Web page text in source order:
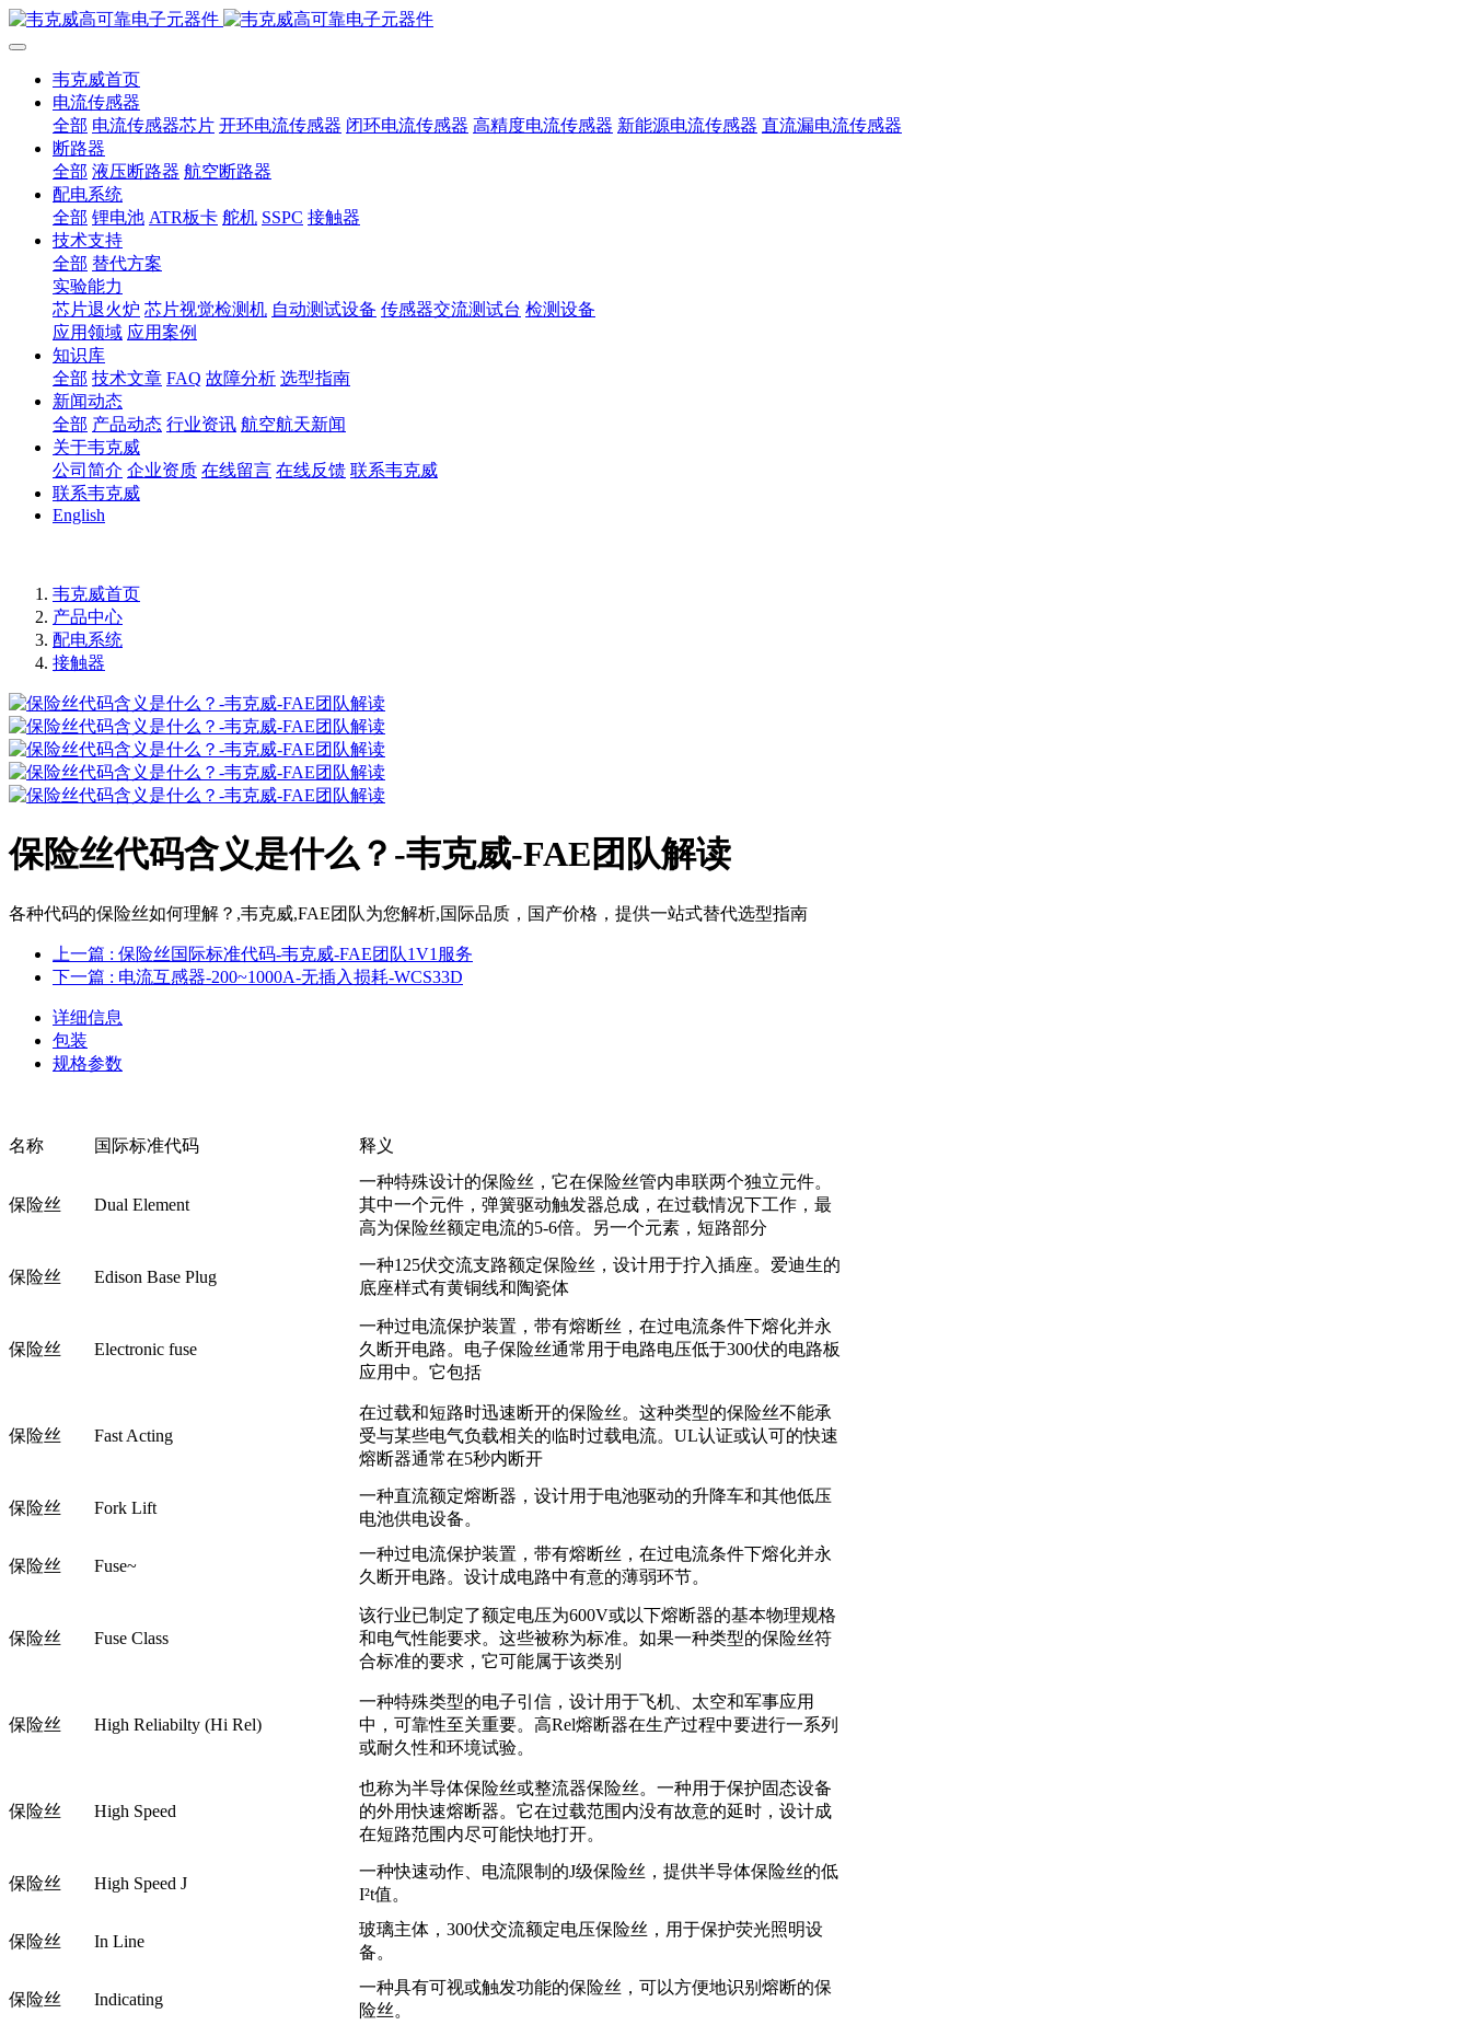
韦克威首页
电流传感器
全部 电流传感器芯片 开环电流传感器 闭环电流传感器 高精度电流传感器 新能源电流传感器 直流漏电流传感器
断路器
全部 液压断路器 航空断路器
配电系统
全部 锂电池 ATR板卡 舵机 SSPC 接触器
技术支持
全部 替代方案
实验能力
芯片退火炉 芯片视觉检测机 自动测试设备 传感器交流测试台 检测设备
应用领域 应用案例
知识库
全部 技术文章 FAQ 故障分析 选型指南
新闻动态
全部 产品动态 行业资讯 航空航天新闻
关于韦克威
公司简介 企业资质 在线留言 在线反馈 联系韦克威
联系韦克威
English
韦克威首页
产品中心
配电系统
接触器
保险丝代码含义是什么？-韦克威-FAE团队解读
各种代码的保险丝如何理解？,韦克威,FAE团队为您解析,国际品质，国产价格，提供一站式替代选型指南
上一篇 : 保险丝国际标准代码-韦克威-FAE团队1V1服务
下一篇 : 电流互感器-200~1000A-无插入损耗-WCS33D
详细信息
包装
规格参数
名称 国际标准代码 释义
保险丝 Dual Element
一种特殊设计的保险丝，它在保险丝管内串联两个独立元件。
其中一个元件，弹簧驱动触发器总成，在过载情况下工作，最
高为保险丝额定电流的5-6倍。另一个元素，短路部分
保险丝 Edison Base Plug
一种125伏交流支路额定保险丝，设计用于拧入插座。爱迪生的
底座样式有黄铜线和陶瓷体
保险丝 Electronic fuse
一种过电流保护装置，带有熔断丝，在过电流条件下熔化并永
久断开电路。电子保险丝通常用于电路电压低于300伏的电路板
应用中。它包括
保险丝 Fast Acting
在过载和短路时迅速断开的保险丝。这种类型的保险丝不能承
受与某些电气负载相关的临时过载电流。UL认证或认可的快速
熔断器通常在5秒内断开
保险丝 Fork Lift
一种直流额定熔断器，设计用于电池驱动的升降车和其他低压
电池供电设备。
保险丝 Fuse~
一种过电流保护装置，带有熔断丝，在过电流条件下熔化并永
久断开电路。设计成电路中有意的薄弱环节。
保险丝 Fuse Class
该行业已制定了额定电压为600V或以下熔断器的基本物理规格
和电气性能要求。这些被称为标准。如果一种类型的保险丝符
合标准的要求，它可能属于该类别
保险丝 High Reliabilty (Hi Rel)
一种特殊类型的电子引信，设计用于飞机、太空和军事应用
中，可靠性至关重要。高Rel熔断器在生产过程中要进行一系列
或耐久性和环境试验。
保险丝 High Speed
也称为半导体保险丝或整流器保险丝。一种用于保护固态设备
的外用快速熔断器。它在过载范围内没有故意的延时，设计成
在短路范围内尽可能快地打开。
保险丝 High Speed J
一种快速动作、电流限制的J级保险丝，提供半导体保险丝的低
I²t值。
保险丝 In Line
玻璃主体，300伏交流额定电压保险丝，用于保护荧光照明设
备。
保险丝 Indicating
一种具有可视或触发功能的保险丝，可以方便地识别熔断的保
险丝。